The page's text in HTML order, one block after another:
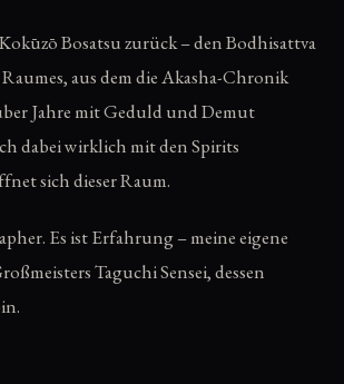
Bosatsu zurück – den Bodhisattva
aus dem die Akasha-Chronik
Jahre mit Geduld und Demut
dabei wirklich mit den Spirits
sich dieser Raum.
Es ist Erfahrung – meine eigene
Taguchi Sensei, dessen